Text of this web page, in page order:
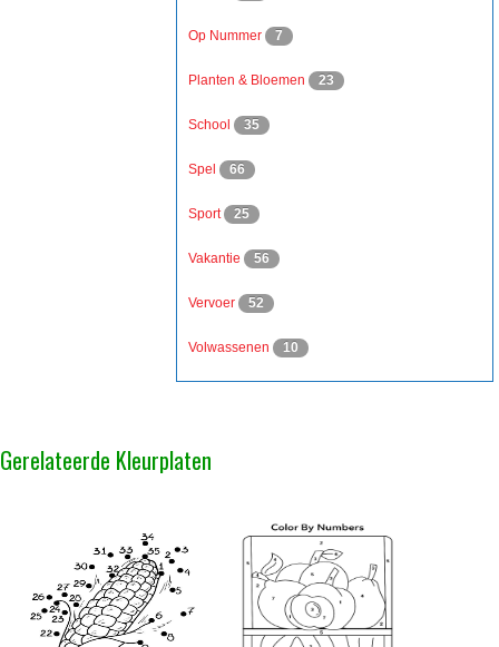
Op Nummer 7
Planten & Bloemen 23
School 35
Spel 66
Sport 25
Vakantie 56
Vervoer 52
Volwassenen 10
Gerelateerde Kleurplaten